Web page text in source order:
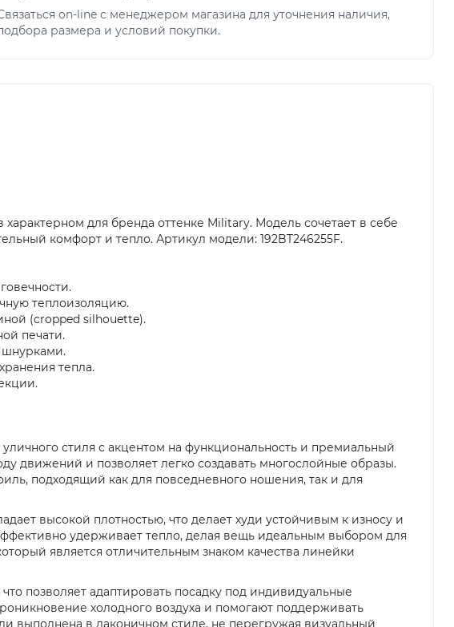
on-line с менеджером магазина для уточнения наличия,
размера и условий покупки.
для бренда оттенке Military. Модель сочетает в себе
комфорт и тепло. Артикул модели: 192BT246255F.
теплоизоляцию.
(cropped silhouette).
печати.
тепла.
стиля с акцентом на функциональность и премиальный
движений и позволяет легко создавать многослойные образы.
подходящий как для повседневного ношения, так и для
высокой плотностью, что делает худи устойчивым к износу и
удерживает тепло, делая вещь идеальным выбором для
является отличительным знаком качества линейки
позволяет адаптировать посадку под индивидуальные
холодного воздуха и помогают поддерживать
выполнена в лаконичном стиле, не перегружая визуальный